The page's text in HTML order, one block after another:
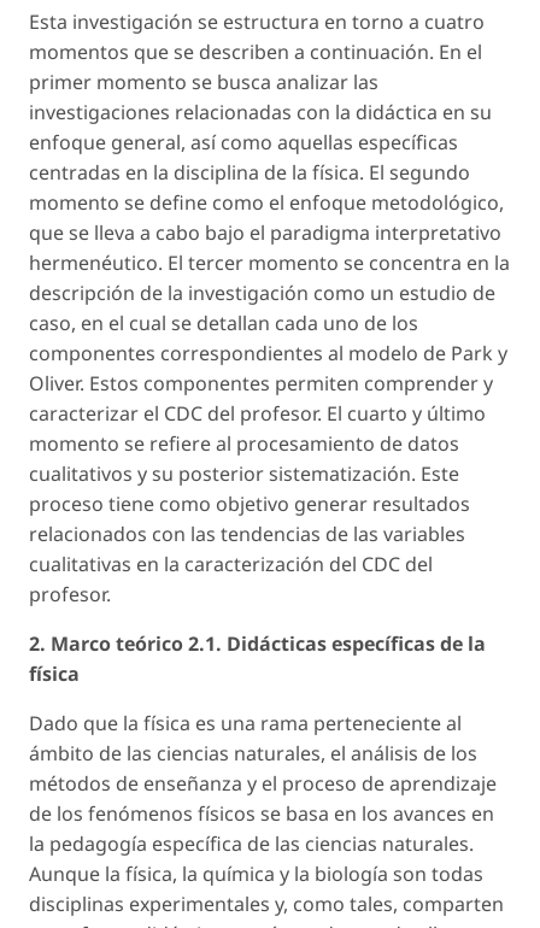
Esta investigación se estructura en torno a cuatro
momentos que se describen a continuación. En el
primer momento se busca analizar las
investigaciones relacionadas con la didáctica en su
enfoque general, así como aquellas específicas
centradas en la disciplina de la física. El segundo
momento se define como el enfoque metodológico,
que se lleva a cabo bajo el paradigma interpretativo
hermenéutico. El tercer momento se concentra en la
descripción de la investigación como un estudio de
caso, en el cual se detallan cada uno de los
componentes correspondientes al modelo de Park y
Oliver. Estos componentes permiten comprender y
caracterizar el CDC del profesor. El cuarto y último
momento se refiere al procesamiento de datos
cualitativos y su posterior sistematización. Este
proceso tiene como objetivo generar resultados
relacionados con las tendencias de las variables
cualitativas en la caracterización del CDC del
profesor.
2. Marco teórico 2.1. Didácticas específicas de la
física
Dado que la física es una rama perteneciente al
ámbito de las ciencias naturales, el análisis de los
métodos de enseñanza y el proceso de aprendizaje
de los fenómenos físicos se basa en los avances en
la pedagogía específica de las ciencias naturales.
Aunque la física, la química y la biología son todas
disciplinas experimentales y, como tales, comparten